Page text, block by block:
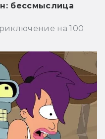
бессмыслица
на 100